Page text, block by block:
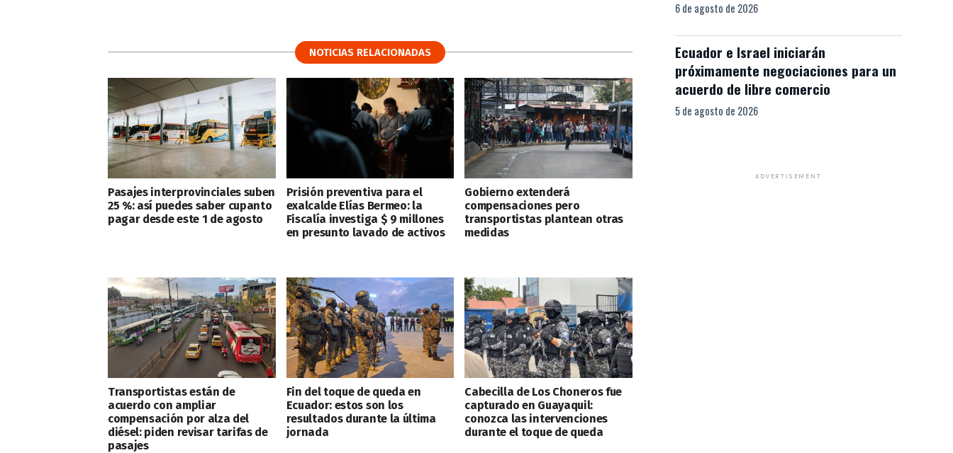
NOTICIAS RELACIONADAS
Pasajes interprovinciales suben
25 %: así puedes saber cupanto
pagar desde este 1 de agosto
Prisión preventiva para el
exalcalde Elías Bermeo: la
Fiscalía investiga $ 9 millones
en presunto lavado de activos
Gobierno extenderá
compensaciones pero
transportistas plantean otras
medidas
Transportistas están de
acuerdo con ampliar
compensación por alza del
diésel: piden revisar tarifas de
pasajes
Fin del toque de queda en
Ecuador: estos son los
resultados durante la última
jornada
Cabecilla de Los Choneros fue
capturado en Guayaquil:
conozca las intervenciones
durante el toque de queda
6 de agosto de 2026
Ecuador e Israel iniciarán
próximamente negociaciones para un
acuerdo de libre comercio
5 de agosto de 2026
ADVERTISEMENT